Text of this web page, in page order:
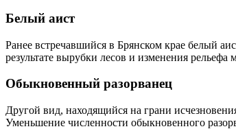
Белый аист
Ранее встречавшийся в Брянском крае белый
результате вырубки лесов и изменения
Обыкновенный разорванец
Другой вид, находящийся на грани
Уменьшение численности обыкновенного